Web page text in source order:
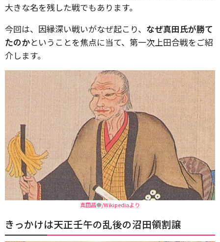
大きな名を残した戦でもあります。
今回は、因縁深い戦いがなぜ起こり、 なぜ真田氏が勝て
たのかということを焦点に当て、第一次上田合戦をご紹
介します。
真田昌幸/Wikipediaより
きっかけは天正壬午の乱後の沼田領割譲